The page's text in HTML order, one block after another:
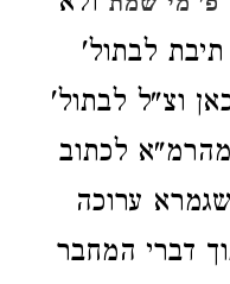
לבתול'
וצ"ל לבתול'
לכתוב
ערוכה
דברי המחבר